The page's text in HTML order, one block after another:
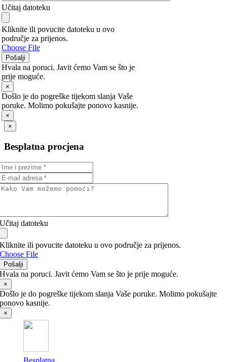
Učitaj datoteku
Kliknite ili povucite datoteku u ovo
područje za prijenos.
Choose File
Pošalji
Hvala na poruci. Javit ćemo Vam se što je
prije moguće.
×
Došlo je do pogreške tijekom slanja Vaše
poruke. Molimo pokušajte ponovo kasnije.
×
×
Besplatna procjena
Učitaj datoteku
Kliknite ili povucite datoteku u ovo područje za prijenos.
Choose File
Pošalji
Hvala na poruci. Javit ćemo Vam se što je prije moguće.
×
Došlo je do pogreške tijekom slanja Vaše poruke. Molimo pokušajte
ponovo kasnije.
×
Besplatna